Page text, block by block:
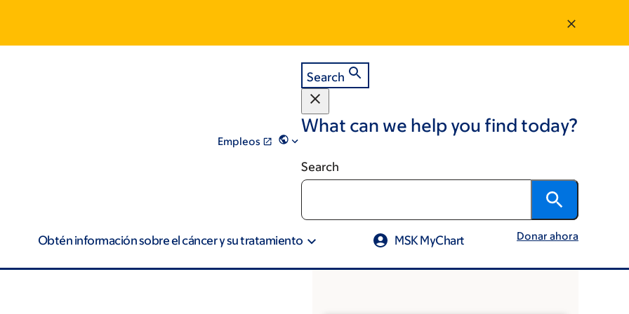
Empleos
Search
What can we help you find today?
Search
Obtén información sobre el cáncer y su tratamiento MSK MyChart Donar ahora